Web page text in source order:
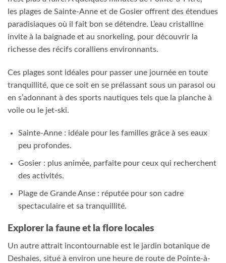
les plages de Sainte-Anne et de Gosier offrent des étendues
paradisiaques où il fait bon se détendre. L’eau cristalline
invite à la baignade et au snorkeling, pour découvrir la
richesse des récifs coralliens environnants.
Ces plages sont idéales pour passer une journée en toute
tranquillité, que ce soit en se prélassant sous un parasol ou
en s’adonnant à des sports nautiques tels que la planche à
voile ou le jet-ski.
Sainte-Anne : idéale pour les familles grâce à ses eaux
peu profondes.
Gosier : plus animée, parfaite pour ceux qui recherchent
des activités.
Plage de Grande Anse : réputée pour son cadre
spectaculaire et sa tranquillité.
Explorer la faune et la flore locales
Un autre attrait incontournable est le jardin botanique de
Deshaies, situé à environ une heure de route de Pointe-à-